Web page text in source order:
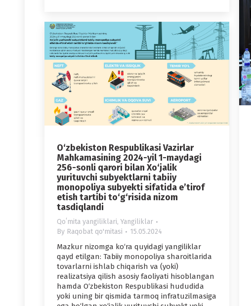
O‘zbekiston Respublikasi Vazirlar
Mahkamasining 2024-yil 1-maydagi
256-sonli qarori bilan Xo‘jalik
yurituvchi subyektlarni tabiiy
monopoliya subyekti sifatida e’tirof
etish tartibi to‘g‘risida nizom
tasdiqlandi
Qoʻmita yangiliklari, Yangiliklar
By Raqobat qo'mitasi 15.05.2024
Mazkur nizomga ko‘ra quyidagi yangiliklar
qayd etilgan: Tabiiy monopoliya sharoitlarida
tovarlarni ishlab chiqarish va (yoki)
realizatsiya qilish asosiy faoliyati hisoblangan
hamda O‘zbekiston Respublikasi hududida
yoki uning bir qismida tarmoq infratuzilmasiga